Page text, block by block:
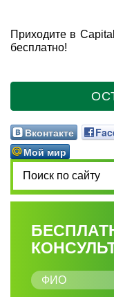
Приходите в
бесплатно!
Вконтакте
Мой мир